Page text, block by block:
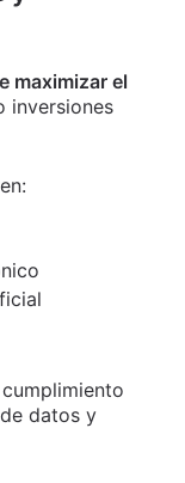
maximizar el
inversiones
datos y